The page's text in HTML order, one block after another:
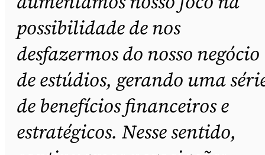
possibilidade de nos
desfazermos do nosso negócio
de estúdios, gerando uma
de benefícios financeiros e
estratégicos. Nesse sentido,